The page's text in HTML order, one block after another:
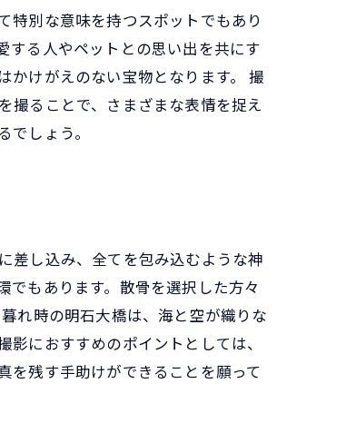
特別な意味を持つスポットでもあり
する人やペットとの思い出を共にす
かけがえのない宝物となります。 撮
撮ることで、さまざまな表情を捉え
しょう。
差し込み、全てを包み込むような神
もあります。散骨を選択した方々
れ時の明石大橋は、海と空が織りな
におすすめのポイントとしては、
を残す手助けができることを願って